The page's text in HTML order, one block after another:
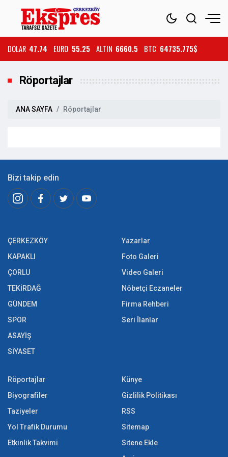
DOLAR 47.74 EURO 55.25 ALTIN 6660.5 BTC 64735.775$
Röportajlar
ANA SAYFA Röportajlar
Bizi takip edin
ÇERKEZKÖY
KAPAKLI
ÇORLU
TEKİRDAĞ
GÜNDEM
SPOR
ASAYİŞ
SİYASET
Yazarlar
Foto Galeri
Video Galeri
Nöbetçi Eczaneler
Firma Rehberi
Seri İlanlar
Röportajlar
Biyografiler
Taziyeler
Yol Trafik Durumu
Etkinlik Takvimi
Künye
Gizlilik Politikası
RSS
Sitemap
Sitene Ekle